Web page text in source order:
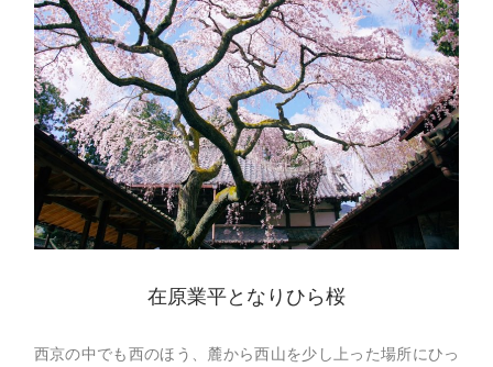
在原業平となりひら桜
西京の中でも西のほう、麓から西山を少し上った場所にひっ